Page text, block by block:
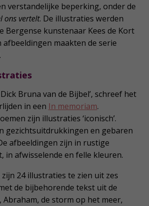
verstandelijke beperking, onder de
ons vertelt. De illustraties werden
Bergense kunstenaar Kees de Kort
afbeeldingen maakten de serie
Bruna van de Bijbel’, schreef het
in een In memoriam.
zijn illustraties ‘iconisch’.
gezichtsuitdrukkingen en gebaren
afbeeldingen zijn in rustige
in afwisselende en felle kleuren.
zijn 24 illustraties te zien uit zes
de bijbehorende tekst uit de
Abraham, de storm op het meer,